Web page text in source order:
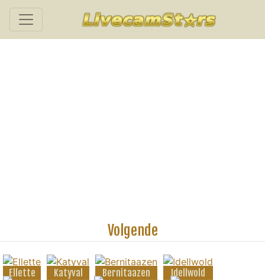
Volgende
Ellette Katyval Bernitaazen
Idellwold